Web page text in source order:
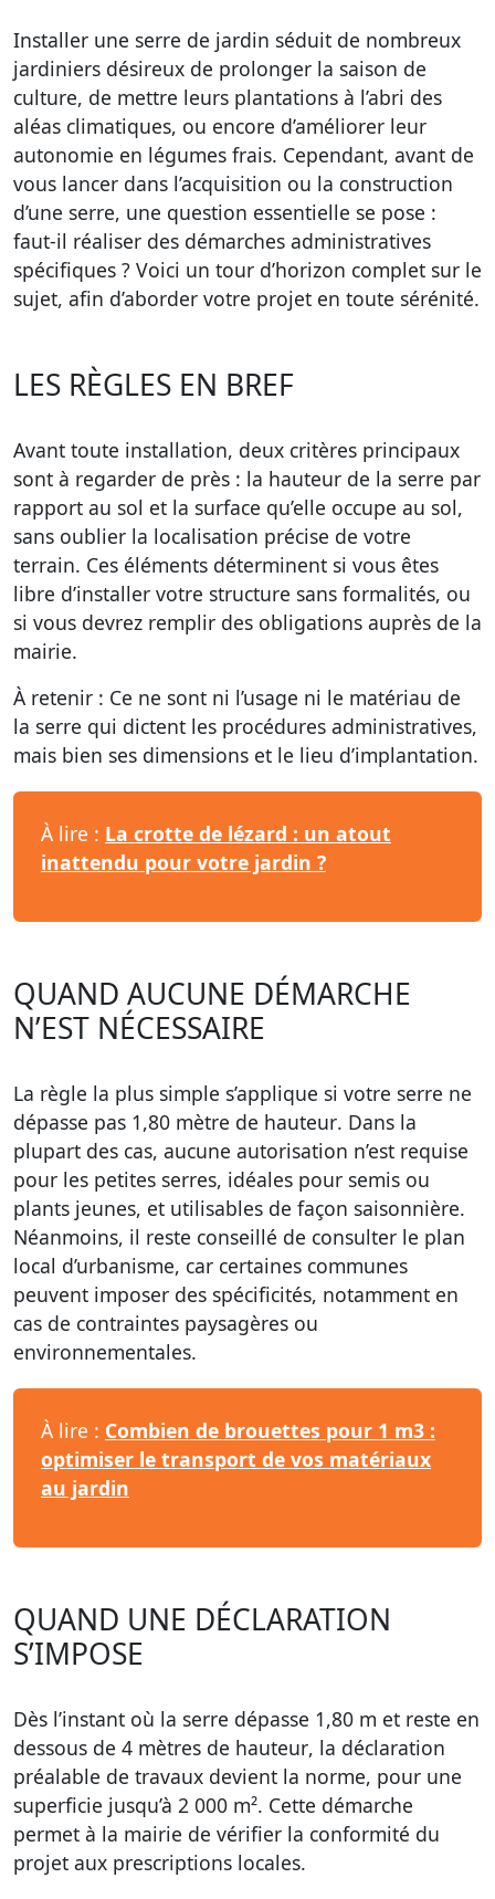
Installer une serre de jardin séduit de nombreux
jardiniers désireux de prolonger la saison de
culture, de mettre leurs plantations à l’abri des
aléas climatiques, ou encore d’améliorer leur
autonomie en légumes frais. Cependant, avant de
vous lancer dans l’acquisition ou la construction
d’une serre, une question essentielle se pose :
faut-il réaliser des démarches administratives
spécifiques ? Voici un tour d’horizon complet sur le
sujet, afin d’aborder votre projet en toute sérénité.
LES RÈGLES EN BREF
Avant toute installation, deux critères principaux
sont à regarder de près : la hauteur de la serre par
rapport au sol et la surface qu’elle occupe au sol,
sans oublier la localisation précise de votre
terrain. Ces éléments déterminent si vous êtes
libre d’installer votre structure sans formalités, ou
si vous devrez remplir des obligations auprès de la
mairie.
À retenir : Ce ne sont ni l’usage ni le matériau de
la serre qui dictent les procédures administratives,
mais bien ses dimensions et le lieu d’implantation.
À lire : La crotte de lézard : un atout
inattendu pour votre jardin ?
QUAND AUCUNE DÉMARCHE
N’EST NÉCESSAIRE
La règle la plus simple s’applique si votre serre ne
dépasse pas 1,80 mètre de hauteur. Dans la
plupart des cas, aucune autorisation n’est requise
pour les petites serres, idéales pour semis ou
plants jeunes, et utilisables de façon saisonnière.
Néanmoins, il reste conseillé de consulter le plan
local d’urbanisme, car certaines communes
peuvent imposer des spécificités, notamment en
cas de contraintes paysagères ou
environnementales.
À lire : Combien de brouettes pour 1 m3 :
optimiser le transport de vos matériaux
au jardin
QUAND UNE DÉCLARATION
S’IMPOSE
Dès l’instant où la serre dépasse 1,80 m et reste en
dessous de 4 mètres de hauteur, la déclaration
préalable de travaux devient la norme, pour une
superficie jusqu’à 2 000 m². Cette démarche
permet à la mairie de vérifier la conformité du
projet aux prescriptions locales.